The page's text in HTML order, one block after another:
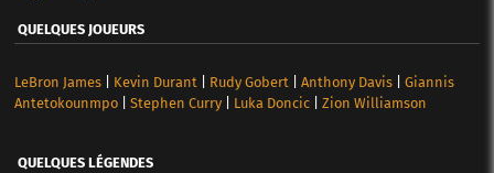
QUELQUES JOUEURS
LeBron James| Kevin Durant| Rudy Gobert| Anthony Davis| Giannis
Antetokounmpo| Stephen Curry| Luka Doncic| Zion Williamson
QUELQUES LÉGENDES